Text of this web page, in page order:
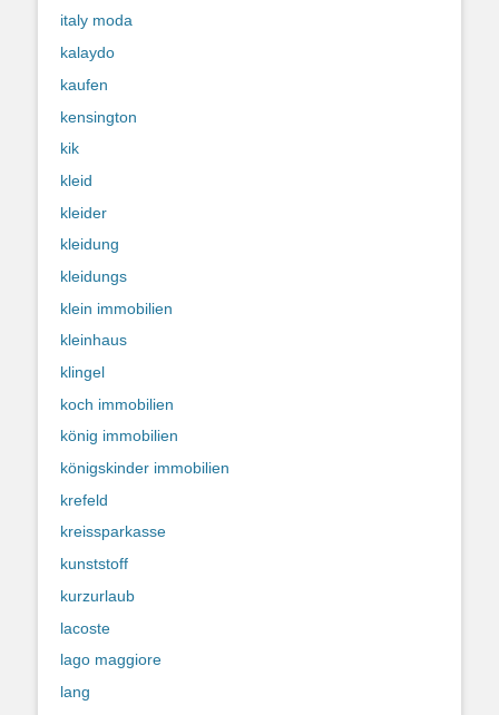
italy moda
kalaydo
kaufen
kensington
kik
kleid
kleider
kleidung
kleidungs
klein immobilien
kleinhaus
klingel
koch immobilien
könig immobilien
königskinder immobilien
krefeld
kreissparkasse
kunststoff
kurzurlaub
lacoste
lago maggiore
lang